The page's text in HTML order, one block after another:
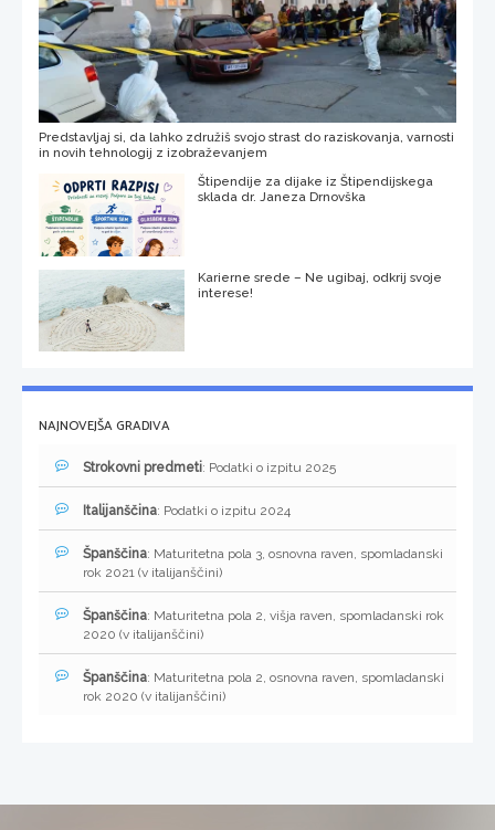
Predstavljaj si, da lahko združiš svojo strast do raziskovanja, varnosti
in novih tehnologij z izobraževanjem
Štipendije za dijake iz Štipendijskega
sklada dr. Janeza Drnovška
Karierne srede – Ne ugibaj, odkrij svoje
interese!
NAJNOVEJŠA GRADIVA
Strokovni predmeti: Podatki o izpitu 2025
Italijanščina: Podatki o izpitu 2024
Španščina: Maturitetna pola 3, osnovna raven, spomladanski
rok 2021 (v italijanščini)
Španščina: Maturitetna pola 2, višja raven, spomladanski rok
2020 (v italijanščini)
Španščina: Maturitetna pola 2, osnovna raven, spomladanski
rok 2020 (v italijanščini)